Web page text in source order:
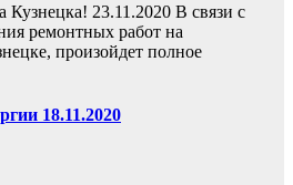
23.11.2020 В связи с
ремонтных работ на
произойдет полное
18.11.2020